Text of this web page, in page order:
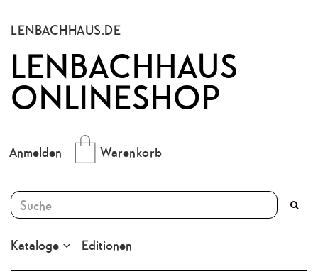
LENBACHHAUS.DE
LENBACHHAUS
ONLINESHOP
Anmelden Warenkorb
Kataloge Editionen